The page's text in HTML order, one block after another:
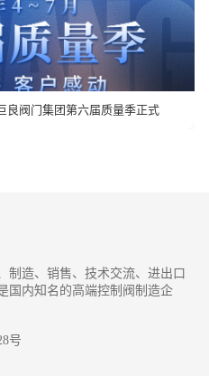
良阀门集团第六届质量季正式
制造、销售、技术交流、进出口
国内知名的高端控制阀制造企
号